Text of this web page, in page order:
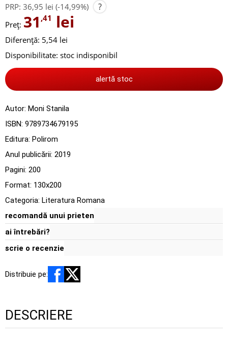
PRP: 36,95 lei (-14,99%) ?
Preț: 31 ,41 lei
Diferență: 5,54 lei
Disponibilitate: stoc indisponibil
alertă stoc
Autor: Moni Stanila
ISBN: 9789734679195
Editura: Polirom
Anul publicării: 2019
Pagini: 200
Format: 130x200
Categoria: Literatura Romana
recomandă unui prieten
ai întrebări?
scrie o recenzie
Distribuie pe:
DESCRIERE